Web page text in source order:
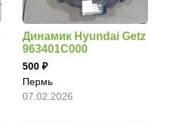
Динамик Hyundai Getz
963401C000
500
Пермь
07.02.2026